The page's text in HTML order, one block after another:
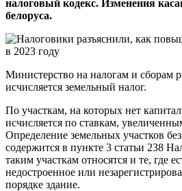
налоговый кодекс. Изменения
белоруса.
Министерство на налогам и сборам
исчисляется земельный налог.
По участкам, на которых нет
исчисляется по ставкам,
Определение земельных участков
содержится в пункте 3 статьи 238
таким участкам относятся и те, где
недостроенное или
порядке здание.